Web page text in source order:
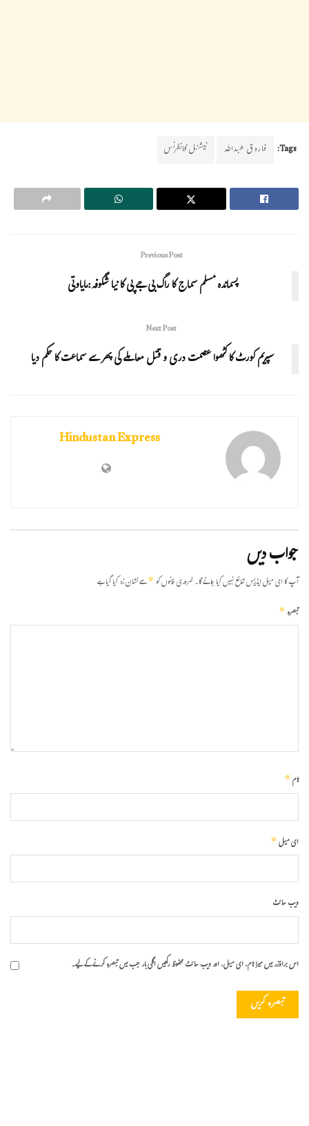
Tags: فاروق عبداللہ نیشنل کانفرنس
Previous Post
پسماندہ مسلم سماج کا راگ بی جے پی کا نیا شگوفہ:مایاوتی
Next Post
سپریم کورٹ کا کٹھوا عصمت دری و قتل معاملے کی پھر سے سماعت کا حکم دیا
Hindustan Express
جواب دیں
آپ کا ای میل ایڈریس شائع نہیں کیا جائے گا۔ضروری خانوں کو*سے نشان زد کیا گیا ہے
تبصرہ*
نام*
ای میل*
ویب‌ سائٹ
اس براؤزر میں میرا نام، ای میل، اور ویب سائٹ محفوظ رکھیں اگلی بار جب میں تبصرہ کرنے کےلیے۔